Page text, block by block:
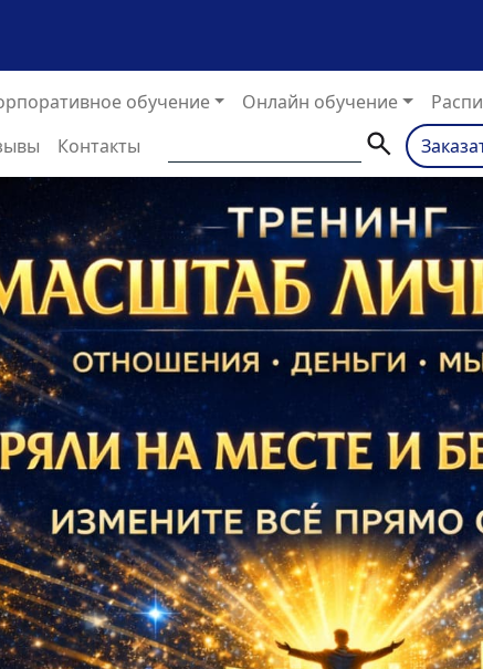
обучение Онлайн обучение
Контакты